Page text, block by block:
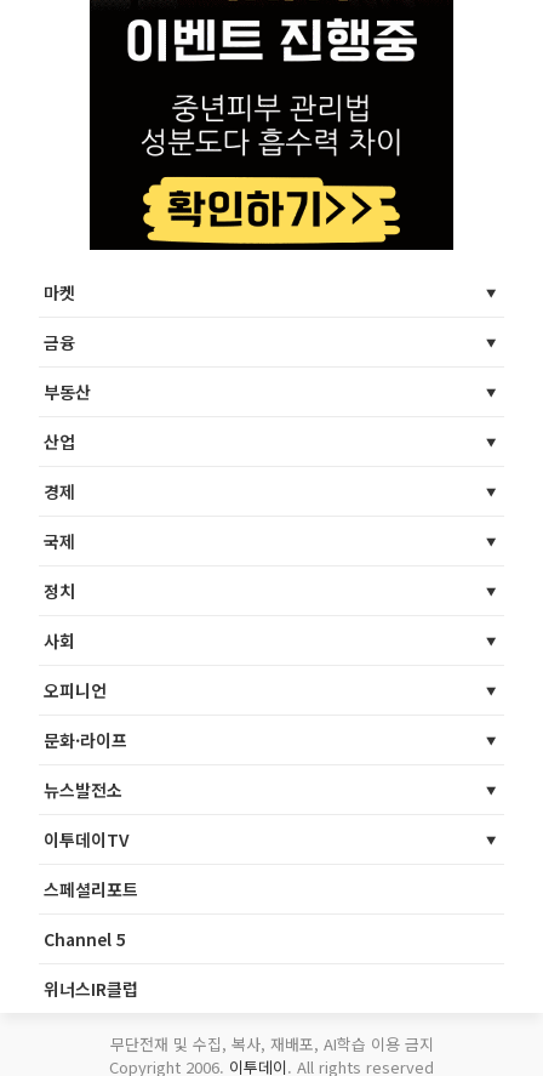
마켓
금융
부동산
산업
경제
국제
정치
사회
오피니언
문화·라이프
뉴스발전소
이투데이TV
스페셜리포트
Channel 5
위너스IR클럽
무단전재 및 수집, 복사, 재배포, AI학습 이용 금지
Copyright 2006. 이투데이. All rights reserved